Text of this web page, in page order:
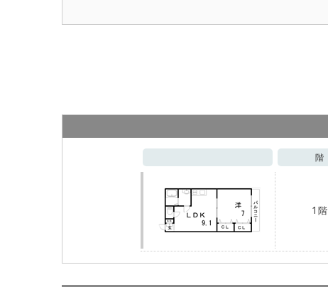
階
1 階